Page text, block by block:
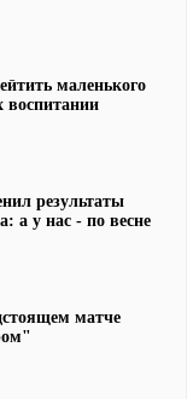
маленького
воспитании
результаты
а у нас - по весне
матче